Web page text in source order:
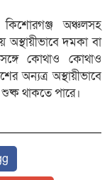
অঞ্চলসহ
দমকা বা
কোথাও কোথাও
অন্যত্র অস্থায়ীভাবে
থাকতে পারে।